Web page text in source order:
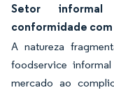
Setor informal
conformidade
A natureza
foodservice
mercado ao